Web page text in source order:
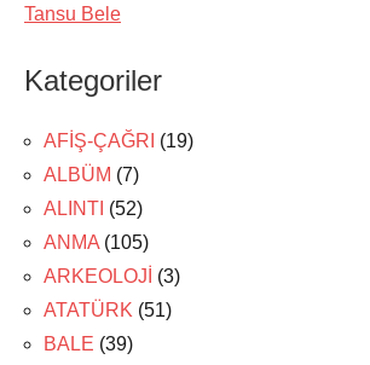
Tansu Bele
Kategoriler
AFİŞ-ÇAĞRI (19)
ALBÜM (7)
ALINTI (52)
ANMA (105)
ARKEOLOJİ (3)
ATATÜRK (51)
BALE (39)